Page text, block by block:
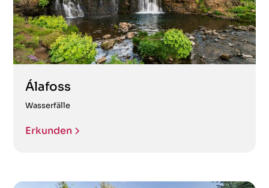
Álafoss
Wasserfälle
Erkunden